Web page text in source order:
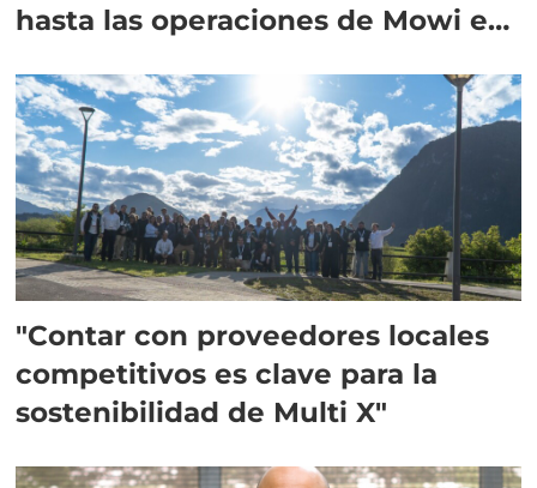
hasta las operaciones de Mowi en
"Contar con proveedores locales
competitivos es clave para la
sostenibilidad de Multi X"